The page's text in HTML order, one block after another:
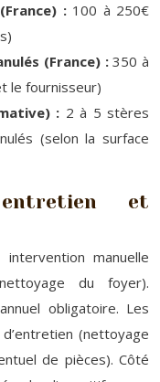
: 100 à 250€
(France) :350 à
le fournisseur)
: 2 à 5 stères
(selon la surface
et
manuelle
du foyer).
obligatoire. Les
(nettoyage
de pièces). Côté